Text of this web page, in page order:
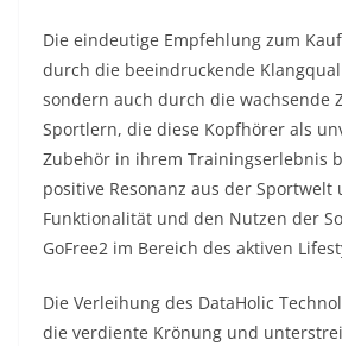
Die eindeutige Empfehlung zum
durch die beeindruckende
sondern auch durch die wachsende
Sportlern, die diese Kopfhörer als
Zubehör in ihrem Trainingserlebnis
positive Resonanz aus der
Funktionalität und den Nutzen der
GoFree2 im Bereich des aktiven
Die Verleihung des DataHolic
die verdiente Krönung und